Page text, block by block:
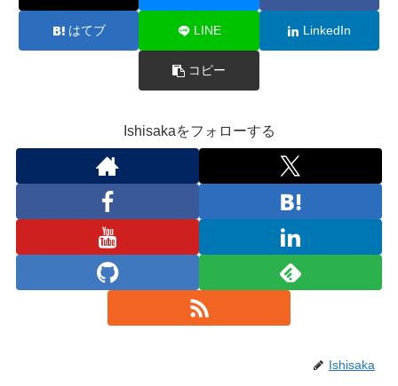
はてブ LINE LinkedIn
コピー
Ishisakaをフォローする
Ishisaka